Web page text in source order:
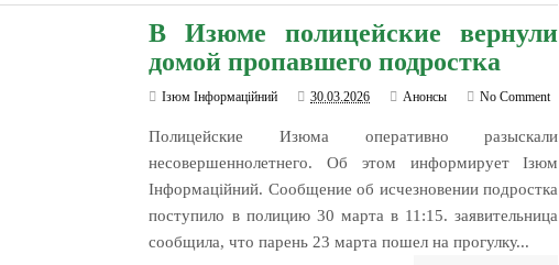
В Изюме полицейские вернули
домой пропавшего подростка
Ізюм Інформаційний 30.03.2026 Анонсы No Comment
Полицейские Изюма оперативно разыскали
несовершеннолетнего. Об этом информирует Ізюм
Інформаційний. Сообщение об исчезновении подростка
поступило в полицию 30 марта в 11:15. заявительница
сообщила, что парень 23 марта пошел на прогулку...